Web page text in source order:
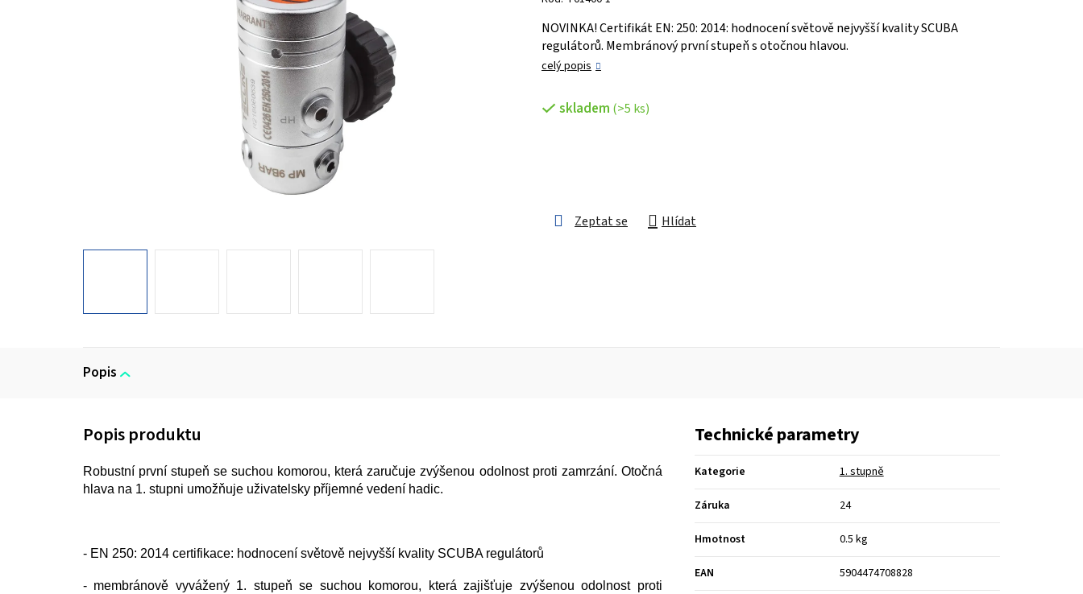
0,0
z 5
hvězdiček.
NOVINKA! Certifikát EN: 250: 2014: hodnocení světově nejvyšší kvality SCUBA
regulátorů. Membránový první stupeň s otočnou hlavou.
celý popis
skladem (>5 ks)
Zeptat se Hlídat
Popis
Robustní první stupeň se suchou komorou, která zaručuje zvýšenou odolnost proti zamrzání. Otočná
hlava na 1. stupni umožňuje uživatelsky příjemné vedení hadic.
- EN 250: 2014 certifikace: hodnocení světově nejvyšší kvality SCUBA regulátorů
- membránově vyvážený 1. stupeň se suchou komorou, která zajišťuje zvýšenou odolnost proti
Technické parametry
Kategorie 1. stupně
Záruka 24
Hmotnost 0.5 kg
EAN 5904474708828